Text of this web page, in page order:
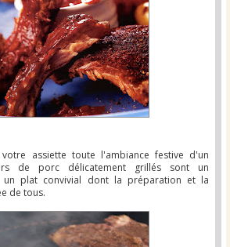
assiette toute l'ambiance festive d'un
de porc délicatement grillés sont un
un plat convivial dont la préparation et la
de tous.